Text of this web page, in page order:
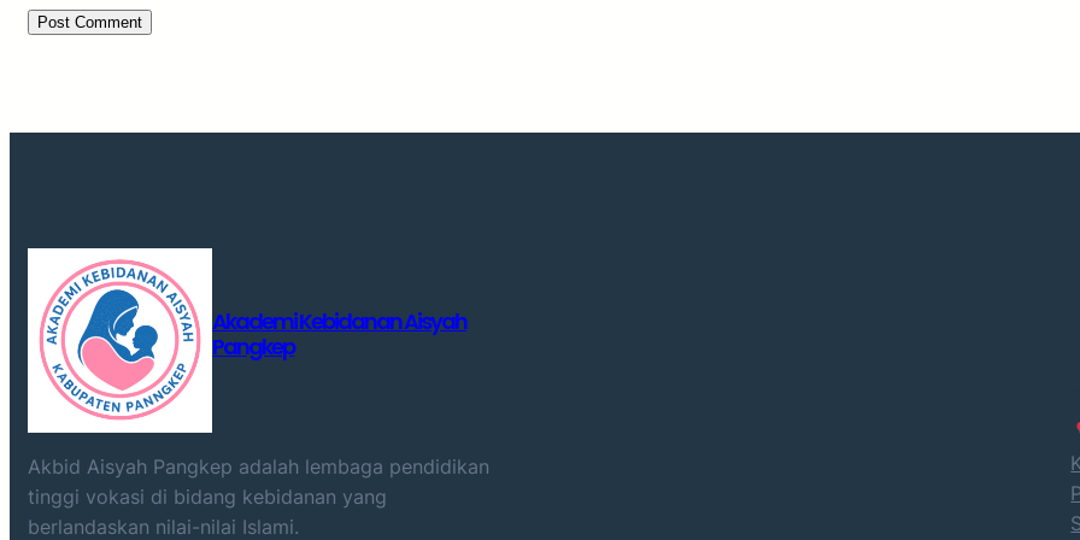
Akademi Kebidanan Aisyah
Pangkep
Akbid Aisyah Pangkep adalah lembaga pendidikan
tinggi vokasi di bidang kebidanan yang
berlandaskan nilai-nilai Islami.